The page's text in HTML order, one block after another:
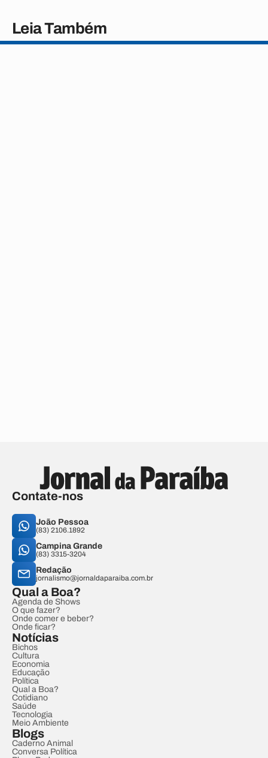
Leia Também
Contate-nos
João Pessoa
(83) 2106.1892
Campina Grande
(83) 3315-3204
Redação
jornalismo@jornaldaparaiba.com.br
Qual a Boa?
Agenda de Shows
O que fazer?
Onde comer e beber?
Onde ficar?
Notícias
Bichos
Cultura
Economia
Educação
Política
Qual a Boa?
Cotidiano
Saúde
Tecnologia
Meio Ambiente
Blogs
Caderno Animal
Conversa Política